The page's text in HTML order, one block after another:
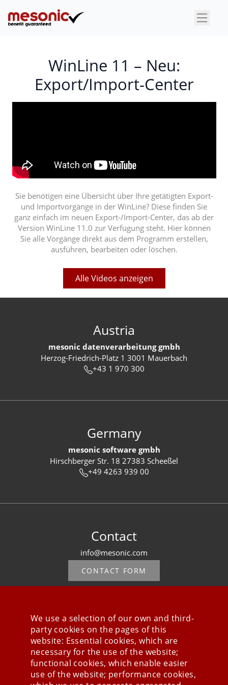
×
WinLine 11 – Neu:
Export/Import-Center
Sie benötigen eine Übersicht über Ihre getätigten Export-
und Importvorgänge in der WinLine? Diese finden Sie
ganz einfach im neuen Export-/Import-Center, das ab der
Version WinLine 11.0 zur Verfügung steht. Hier können
Sie alle Vorgänge direkt aus dem Programm erstellen,
ausführen, bearbeiten oder löschen.
Alle Videos anzeigen
Austria
mesonic datenverarbeitung gmbh
Herzog-Friedrich-Platz 1 3001 Mauerbach
+43 1 970 300
Germany
mesonic software gmbh
Hirschberger Str. 18 27383 Scheeßel
+49 4263 939 00
Contact
info@mesonic.com
CONTACT FORM
Stay connected
We use a selection of our own and third-
party cookies on the pages of this
website: Essential cookies, which are
necessary for the use of the website;
functional cookies, which enable easier
use of the website; performance cookies,